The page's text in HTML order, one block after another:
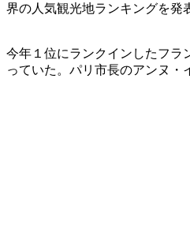
界の人気観光地ランキングを発
今年１位にランクインしたフラ
っていた。パリ市長のアンヌ・